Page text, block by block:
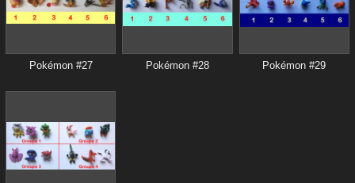
Pokémon #27 Pokémon #28 Pokémon #29